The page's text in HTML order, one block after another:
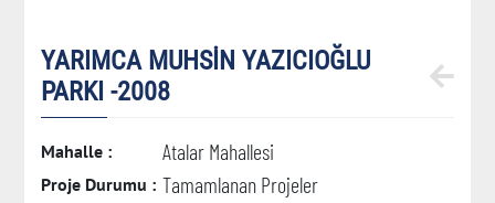
YARIMCA MUHSİN YAZICIOĞLU
PARKI -2008
Mahalle : Atalar Mahallesi
Proje Durumu : Tamamlanan Projeler